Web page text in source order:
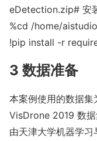
eDetection.zip# 安
%cd /home/
!pip install -r
3 数据准备
本案例使用的数据集
VisDrone 2019 数
由天津大学机器学